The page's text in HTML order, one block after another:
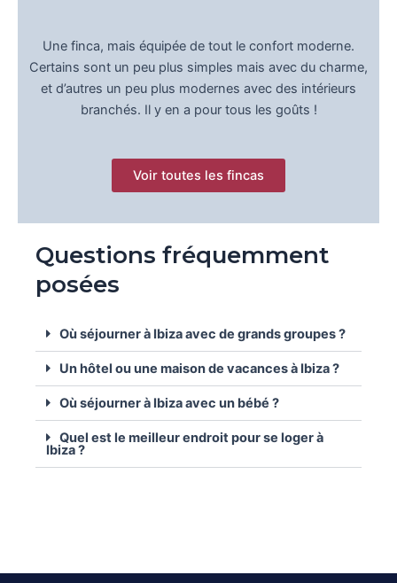
Une finca, mais équipée de tout le confort moderne.
Certains sont un peu plus simples mais avec du charme,
et d’autres un peu plus modernes avec des intérieurs
branchés. Il y en a pour tous les goûts !
Voir toutes les fincas
Questions fréquemment
posées
Où séjourner à Ibiza avec de grands groupes ?
Un hôtel ou une maison de vacances à Ibiza ?
Où séjourner à Ibiza avec un bébé ?
Quel est le meilleur endroit pour se loger à
Ibiza ?